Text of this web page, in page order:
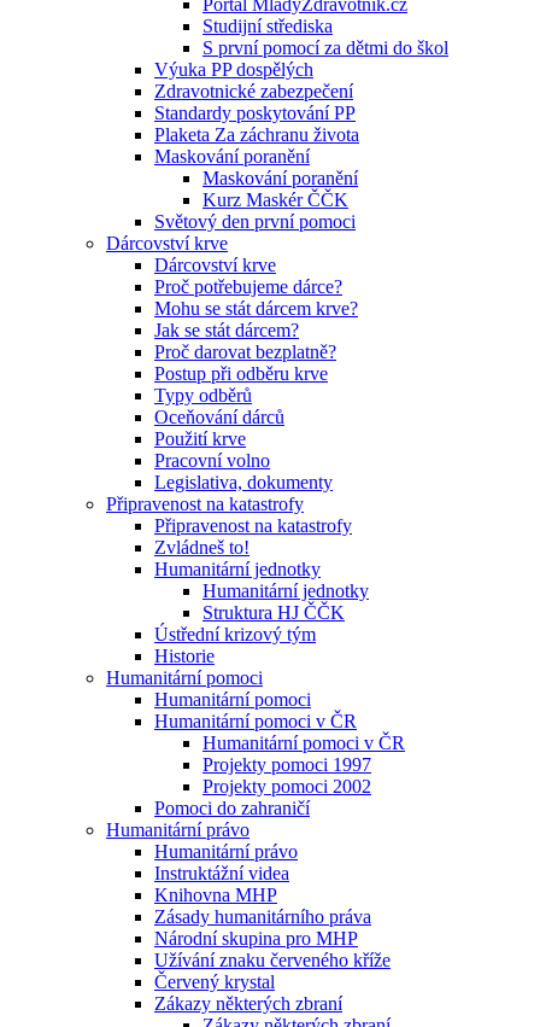
Portál MladyZdravotnik.cz
Studijní střediska
S první pomocí za dětmi do škol
Výuka PP dospělých
Zdravotnické zabezpečení
Standardy poskytování PP
Plaketa Za záchranu života
Maskování poranění
Maskování poranění
Kurz Maskér ČČK
Světový den první pomoci
Dárcovství krve
Dárcovství krve
Proč potřebujeme dárce?
Mohu se stát dárcem krve?
Jak se stát dárcem?
Proč darovat bezplatně?
Postup při odběru krve
Typy odběrů
Oceňování dárců
Použití krve
Pracovní volno
Legislativa, dokumenty
Připravenost na katastrofy
Připravenost na katastrofy
Zvládneš to!
Humanitární jednotky
Humanitární jednotky
Struktura HJ ČČK
Ústřední krizový tým
Historie
Humanitární pomoci
Humanitární pomoci
Humanitární pomoci v ČR
Humanitární pomoci v ČR
Projekty pomoci 1997
Projekty pomoci 2002
Pomoci do zahraničí
Humanitární právo
Humanitární právo
Instruktážní videa
Knihovna MHP
Zásady humanitárního práva
Národní skupina pro MHP
Užívání znaku červeného kříže
Červený krystal
Zákazy některých zbraní